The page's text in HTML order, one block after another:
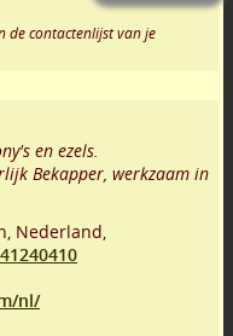
de contactenlijst van je
en ezels.
Bekapper, werkzaam in
, Nederland,
nl/